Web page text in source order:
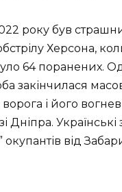
року був
Херсона,
64 поранених.
закінчилася
ворога і його
Дніпра.
окупантів від